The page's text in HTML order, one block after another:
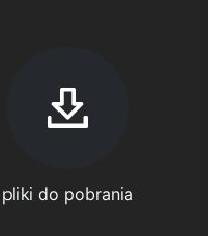
pliki do pobrania